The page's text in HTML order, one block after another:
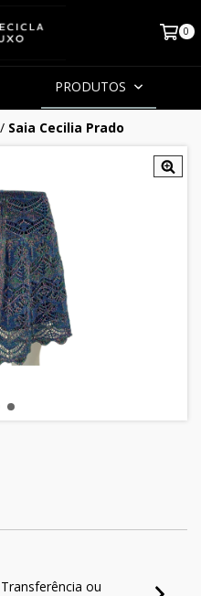
0
PRODUTOS
/ Saia Cecilia Prado
ou